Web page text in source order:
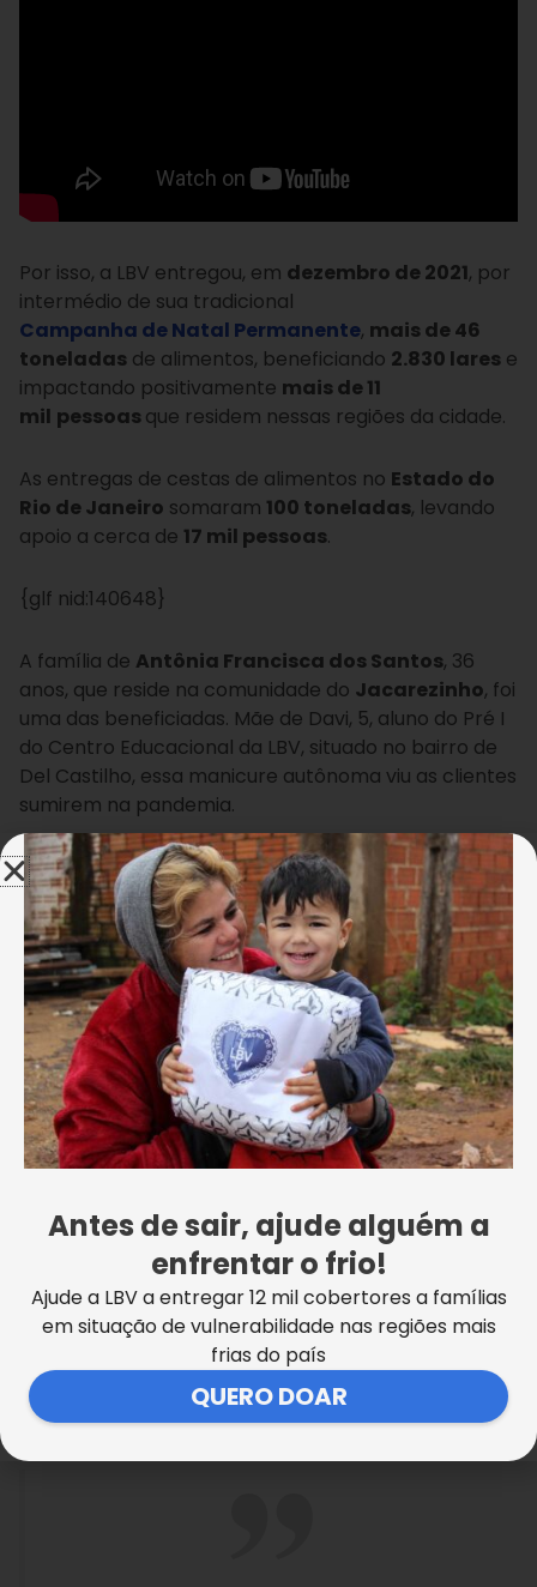
Por isso, a LBV entregou, em dezembro de 2021, por
intermédio de sua tradicional
Campanha de Natal Permanente, mais de 46
toneladas de alimentos, beneficiando 2.830 lares e
impactando positivamente mais de 11
mil pessoasque residem nessas regiões da cidade.
As entregas de cestas de alimentos no Estado do
Rio de Janeiro somaram 100 toneladas, levando
apoio a cerca de 17 mil pessoas.
{glf nid:140648}
A família de Antônia Francisca dos Santos, 36
anos, que reside na comunidade do Jacarezinho, foi
uma das beneficiadas. Mãe de Davi, 5, aluno do Pré I
do Centro Educacional da LBV, situado no bairro de
Del Castilho, essa manicure autônoma viu as clientes
sumirem na pandemia.
“Fiquei seis meses sem trabalhar,
sem receber nenhum tipo de
renda. Meu marido teve o salário
dele reduzido. O que salvou a
LBV todos os meses”, conta.
Ao receber o benefício, ela fez questão de enviar um
recado especial a você, amiga doadora e amigo
doador:
Antes de sair, ajude alguém a
enfrentar o frio!
Ajude a LBV a entregar 12 mil cobertores a famílias
em situação de vulnerabilidade nas regiões mais
frias do país
QUERO DOAR